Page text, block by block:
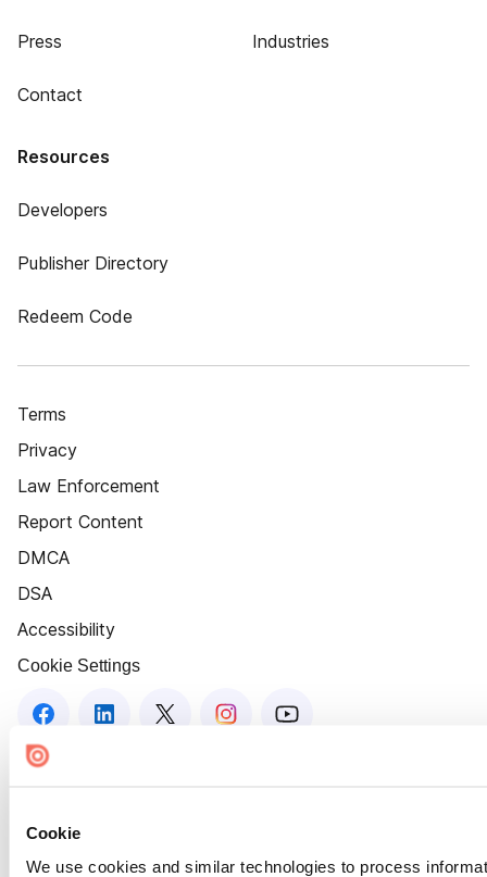
Cookie
We use cookies and similar technologies to process
Press
Contact
Industries
Resources
Developers
Publisher Directory
Redeem Code
Terms
Privacy
Law Enforcement
Report Content
DMCA
DSA
Accessibility
Cookie Settings